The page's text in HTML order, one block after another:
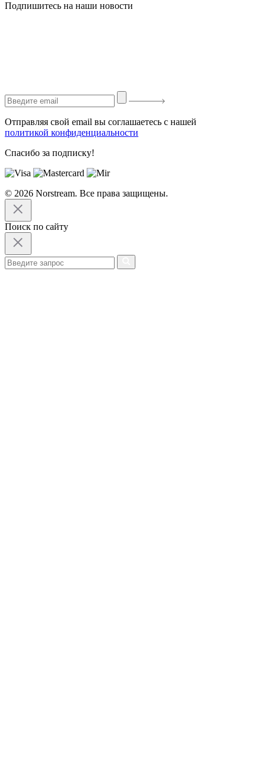
Подпишитесь на наши новости
Отправляя свой email вы соглашаетесь с нашей
политикой конфиденциальности
Спасибо за подписку!
© 2026 Norstream. Все права защищены.
Поиск по сайту